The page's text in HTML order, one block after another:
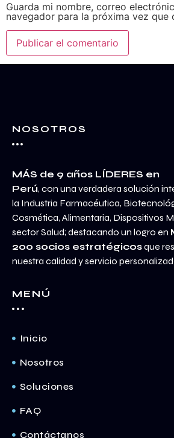
Guarda mi nombre, correo
navegador para la próxima vez que
NOSOTROS
MÁS de 9 años LÍDERES en
Perú, con una verdadera solución
la Industria Farmacéutica,
Cosmética, Alimentaria, Dispositivos
sector Salud; destacando un logro en
200 socios estratégicosque
nuestra calidad y servicio
MENÚ
Inicio
Nosotros
Soluciones
FAQ
Contáctanos